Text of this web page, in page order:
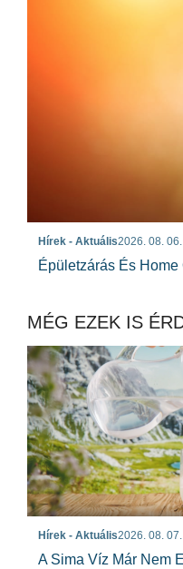
Hírek - Aktuális2026. 08. 06.
Épületzárás És Home
MÉG EZEK IS
Hírek - Aktuális2026. 08. 07.
A Sima Víz Már Nem